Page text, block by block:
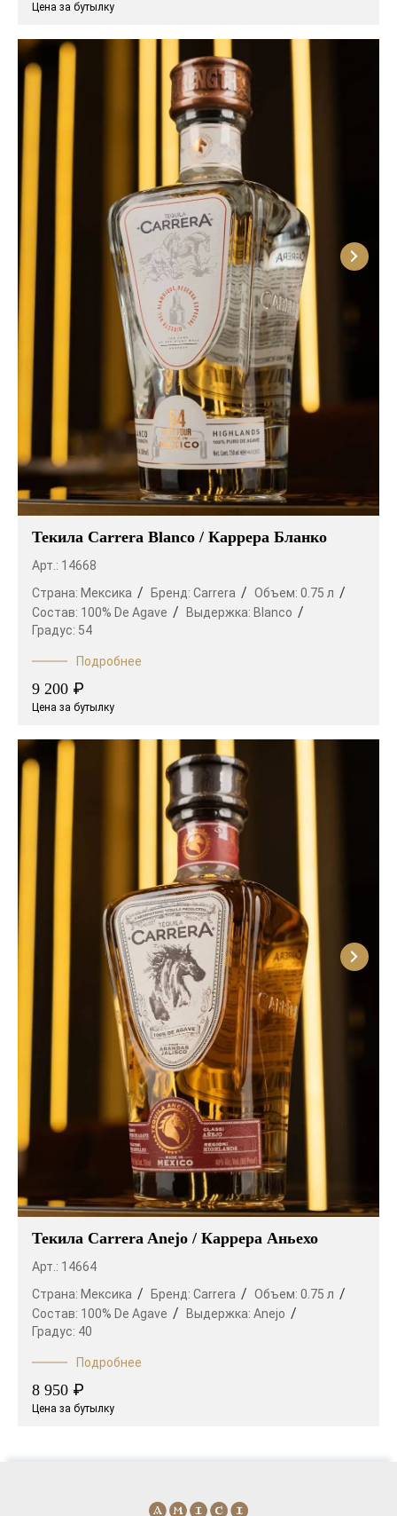
Цена за бутылку
Текила Carrera Blanco / Каррера Бланко
Арт.: 14668
Страна: Мексика Бренд: Carrera Объем: 0.75 л
Состав: 100% De Agave Выдержка: Blanco
Градус: 54
Подробнее
9 200 ₽
Цена за бутылку
Текила Carrera Anejo / Каррера Аньехо
Арт.: 14664
Страна: Мексика Бренд: Carrera Объем: 0.75 л
Состав: 100% De Agave Выдержка: Anejo
Градус: 40
Подробнее
8 950 ₽
Цена за бутылку